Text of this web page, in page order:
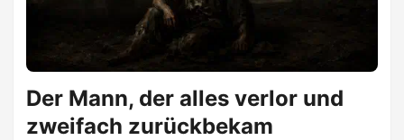
Der Mann, der alles verlor und
zweifach zurückbekam